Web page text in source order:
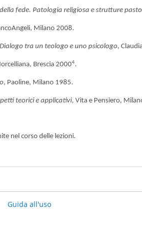
fede. Patologia religiosa e strutture
Milano 2008.
tra un teologo e uno psicologo,
Brescia 20004.
, Paoline, Milano 1985.
teorici e applicativi, Vita e Pensiero,
nel corso delle lezioni.
Guida all'uso